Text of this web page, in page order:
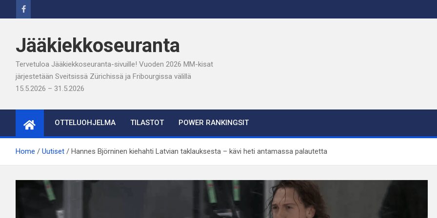
to
Jääkiekkoseuranta
Tervetuloa Jääkiekkoseuranta-sivuille! Vuoden 2026 MM-kisat
järjestetään Sveitsissä Zürichissä ja Fribourgissa välillä
15.5.2026 – 31.5.2026
OTTELUOHJELMA TILASTOT POWER RANKINGSIT
Home Uutiset Hannes Björninen kiehahti Latvian taklauksesta – kävi heti antamassa palautetta